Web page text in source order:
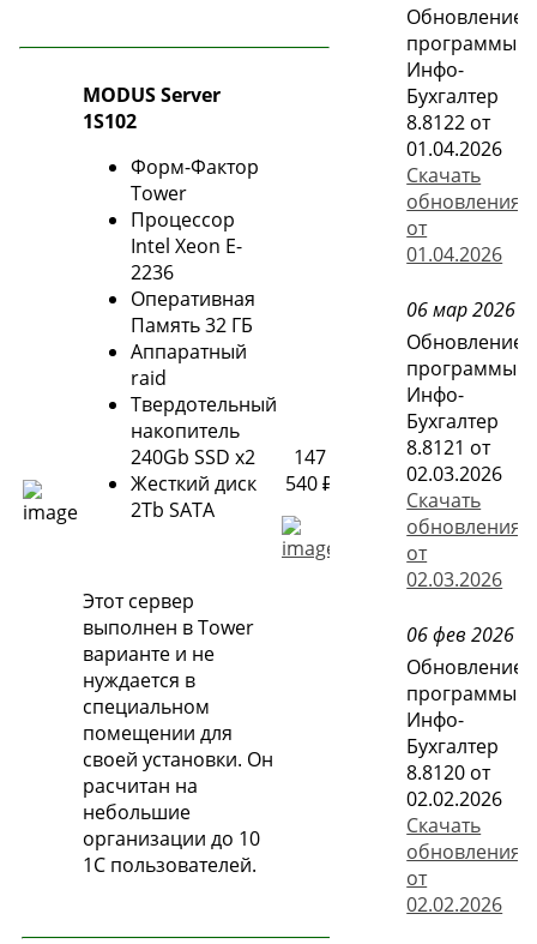
MODUS Server
1S102
Форм-Фактор
Tower
Процессор
Intel Xeon E-
2236
Оперативная
Память 32 ГБ
Аппаратный
raid
Твердотельный
накопитель
240Gb SSD x2
Жесткий диск
2Tb SATA
Этот сервер
выполнен в Tower
варианте и не
нуждается в
специальном
помещении для
своей установки. Он
расчитан на
небольшие
организации до 10
1С пользователей.
147
540 ₽
Обновление
программы
Инфо-
Бухгалтер
8.8122 от
01.04.2026
Скачать
обновления
от
01.04.2026
06 мар 2026
Обновление
программы
Инфо-
Бухгалтер
8.8121 от
02.03.2026
Скачать
обновления
от
02.03.2026
06 фев 2026
Обновление
программы
Инфо-
Бухгалтер
8.8120 от
02.02.2026
Скачать
обновления
от
02.02.2026